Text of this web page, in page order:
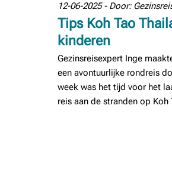
12-06-2025 - Door:
Tips Koh Tao
kinderen
Gezinsreisexpert Inge
een avontuurlijke rondreis
week was het tijd voor het
reis aan de stranden op